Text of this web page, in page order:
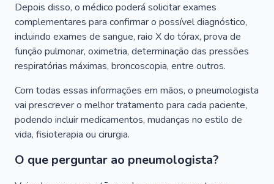
Depois disso, o médico poderá solicitar exames
complementares para confirmar o possível diagnóstico,
incluindo exames de sangue, raio X do tórax, prova de
função pulmonar, oximetria, determinação das pressões
respiratórias máximas, broncoscopia, entre outros.
Com todas essas informações em mãos, o pneumologista
vai prescrever o melhor tratamento para cada paciente,
podendo incluir medicamentos, mudanças no estilo de
vida, fisioterapia ou cirurgia.
O que perguntar ao pneumologista?